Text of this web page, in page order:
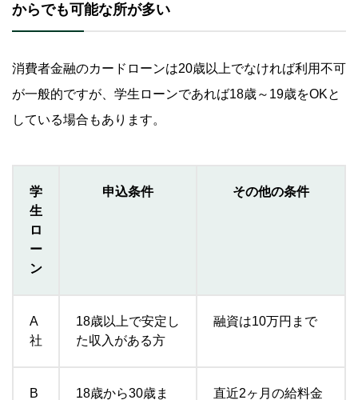
希望通りの金額を借入できない可能性がある
違法業者からの借入は絶対に避ける
学生ローンやカードローン以外でお金を借りる方
奨学金の利用
教育一般貸付の利用
友人・家族からの借入
よくある質問
Q.学生がお金を借りる先はどのように選べばよいです
か？
からでも可能な所が多い
消費者金融のカードローンは20歳以上でなければ利用不可
が一般的ですが、学生ローンであれば18歳～19歳をOKと
している場合もあります。
学
生
ロ
ー
ン
申込条件 その他の条件
A
社
18歳以上で安定し
た収入がある方
融資は10万円まで
B 18歳から30歳ま 直近2ヶ月の給料金